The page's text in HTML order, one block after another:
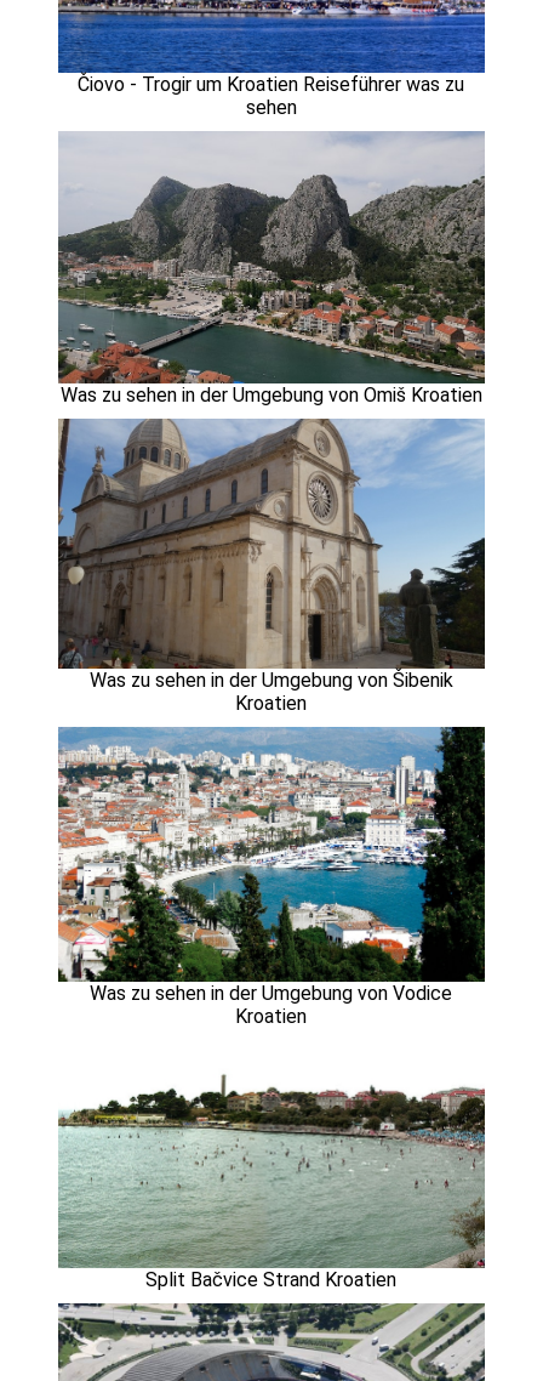
Čiovo - Trogir um Kroatien Reiseführer was zu
sehen
Was zu sehen in der Umgebung von Omiš Kroatien
Was zu sehen in der Umgebung von Šibenik
Kroatien
Was zu sehen in der Umgebung von Vodice
Kroatien
Split Bačvice Strand Kroatien